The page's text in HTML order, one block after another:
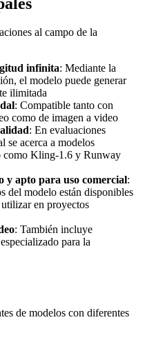
al campo de la
infinita: Mediante la
el modelo puede generar
ilimitada
: Compatible tanto con
como de imagen a video
: En evaluaciones
se acerca a modelos
como Kling-1.6 y Runway
y apto para uso comercial:
del modelo están disponibles
en proyectos
: También incluye
para la
de modelos con diferentes